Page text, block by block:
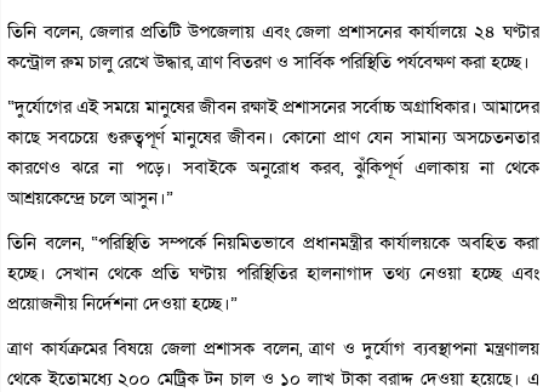
তিনি বলেন, জেলার প্রতিটি উপজেলায় এবং জেলা প্রশাসনের কার্যালয়ে ২৪ ঘণ্টার
কন্ট্রোল রুম চালু রেখে উদ্ধার, ত্রাণ বিতরণ ও সার্বিক পরিস্থিতি পর্যবেক্ষণ করা হচ্ছে।
“দুর্যোগের এই সময়ে মানুষের জীবন রক্ষাই প্রশাসনের সর্বোচ্চ অগ্রাধিকার। আমাদের
কাছে সবচেয়ে গুরুত্বপূর্ণ মানুষের জীবন। কোনো প্রাণ যেন সামান্য অসচেতনতার
কারণেও ঝরে না পড়ে। সবাইকে অনুরোধ করব, ঝুঁকিপূর্ণ এলাকায় না থেকে
আশ্রয়কেন্দ্রে চলে আসুন।”
তিনি বলেন, “পরিস্থিতি সম্পর্কে নিয়মিতভাবে প্রধানমন্ত্রীর কার্যালয়কে অবহিত করা
হচ্ছে। সেখান থেকে প্রতি ঘণ্টায় পরিস্থিতির হালনাগাদ তথ্য নেওয়া হচ্ছে এবং
প্রয়োজনীয় নির্দেশনা দেওয়া হচ্ছে।”
ত্রাণ কার্যক্রমের বিষয়ে জেলা প্রশাসক বলেন, ত্রাণ ও দুর্যোগ ব্যবস্থাপনা মন্ত্রণালয়
থেকে ইতোমধ্যে ২০০ মেট্রিক টন চাল ও ১০ লাখ টাকা বরাদ্দ দেওয়া হয়েছে। এ